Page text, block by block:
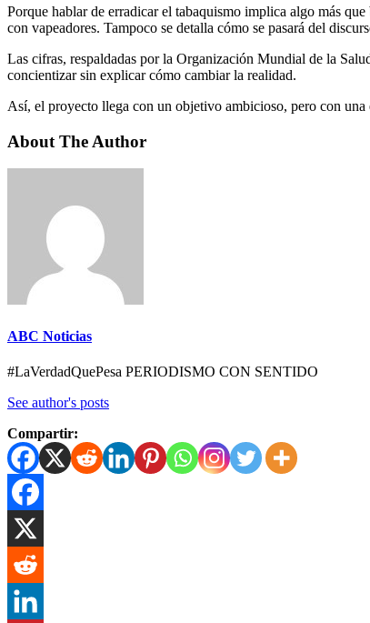
Porque hablar de erradicar el tabaquismo implica algo más
con vapeadores. Tampoco se detalla cómo se pasará del
Las cifras, respaldadas por la Organización Mundial de la
concientizar sin explicar cómo cambiar la realidad.
Así, el proyecto llega con un objetivo ambicioso, pero con
About The Author
ABC Noticias
#LaVerdadQuePesa PERIODISMO CON SENTIDO
See author's posts
Compartir: